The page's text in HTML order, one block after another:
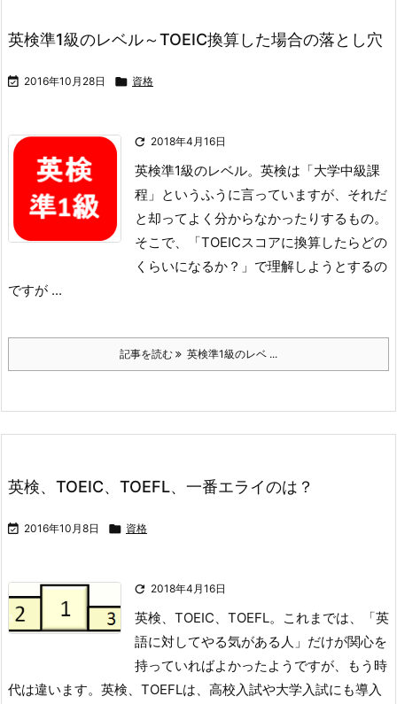
英検準1級のレベル～TOEIC換算した場合の落とし穴
 2016年10月28日  資格
 2018年4月16日
英検準1級のレベル。 英検は「大学中級課
程」というふうに言っていますが、それだ
と却ってよく分からなかったりするもの。
そこで、「TOEICスコアに換算したらどの
くらいになるか？」で理解しようとするの
ですが ...
記事を読む 英検準1級のレベ ...
英検、TOEIC、TOEFL、一番エライのは？
 2016年10月8日  資格
 2018年4月16日
英検、TOEIC、TOEFL。
これまでは、「英
語に対してやる気がある人」だけが関心を
持っていればよかったようですが、もう時
代は違います。 英検、TOEFLは、高校入試や大学入試にも導入